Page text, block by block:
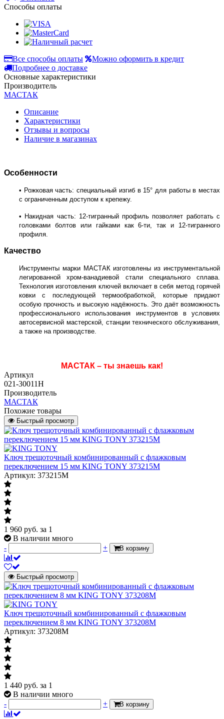
Способы оплаты
Все способы оплаты
Можно оформить в кредит
Подробнее о доставке
Основные характеристики
Производитель
МАСТАК
Описание
Характеристики
Отзывы и вопросы
Наличие в магазинах
Особенности
• Рожковая часть: специальный изгиб в 15° для работы в местах
с ограниченным доступом к крепежу.
• Накидная часть: 12-тигранный профиль позволяет работать с
головками болтов или гайками как 6-ти, так и 12-тигранного
профиля.
Качество
Инструменты марки МАСТАК изготовлены из инструментальной
легированной хром-ванадиевой стали специального сплава.
Технология изготовления ключей включает в себя метод горячей
ковки с последующей термообработкой, которые придают
особую прочность и высокую надёжность. Это даёт возможность
профессионального использования инструментов в условиях
автосервисной мастерской, станции технического обслуживания,
а также на производстве.
МАСТАК – ты знаешь как!
Артикул
021-30011H
Производитель
МАСТАК
Похожие товары
Быстрый просмотр
Ключ трещоточный комбинированный с флажковым
переключением 15 мм KING TONY 373215M
Артикул: 373215M
1 960 руб. за 1
В наличии много
-
+ В корзину
Быстрый просмотр
Ключ трещоточный комбинированный с флажковым
переключением 8 мм KING TONY 373208M
Артикул: 373208M
1 440 руб. за 1
В наличии много
-
+ В корзину